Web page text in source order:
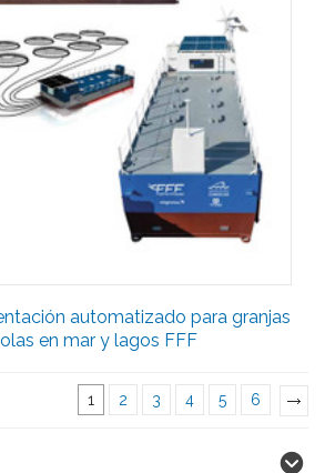
automatizado para granjas
en mar y lagos FFF
1 2 3 4 5 6
»